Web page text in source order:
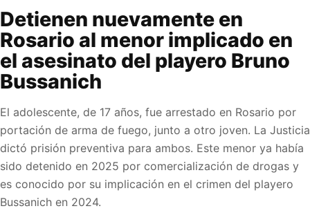
Detienen nuevamente en
Rosario al menor implicado en
el asesinato del playero Bruno
Bussanich
El adolescente, de 17 años, fue arrestado en Rosario por
portación de arma de fuego, junto a otro joven. La Justicia
dictó prisión preventiva para ambos. Este menor ya había
sido detenido en 2025 por comercialización de drogas y
es conocido por su implicación en el crimen del playero
Bussanich en 2024.